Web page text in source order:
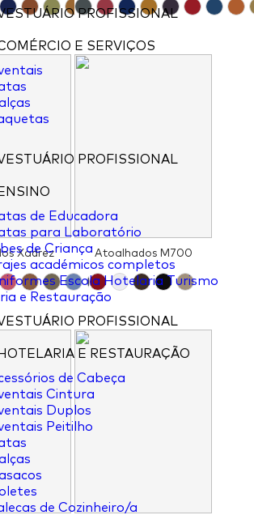
PROFISSIONAL
E SERVIÇOS
PROFISSIONAL
ENSINO
de Educadora
para Laboratório
de Criança
académicos completos
Escola Hotelaria Turismo
e Restauração
PROFISSIONAL
HOTELARIA E RESTAURAÇÃO
de Cabeça
Cintura
Duplos
Peitilho
de Cozinheiro/a
Xadrez Atoalhados M700